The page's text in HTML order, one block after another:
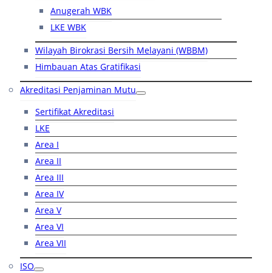
Anugerah WBK
LKE WBK
Wilayah Birokrasi Bersih Melayani (WBBM)
Himbauan Atas Gratifikasi
Akreditasi Penjaminan Mutu
Sertifikat Akreditasi
LKE
Area I
Area II
Area III
Area IV
Area V
Area VI
Area VII
ISO